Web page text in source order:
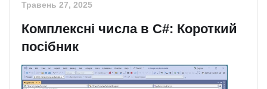
Травень 27, 2025
Комплексні числа в C#: Короткий
посібник